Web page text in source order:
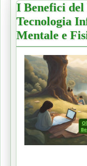
I Benefici
Tecnologia
Mentale e